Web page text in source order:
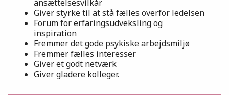
ansættelsesvilkår
Giver styrke til at stå fælles overfor ledelsen
Forum for erfaringsudveksling og
inspiration
Fremmer det gode psykiske arbejdsmiljø
Fremmer fælles interesser
Giver et godt netværk
Giver gladere kolleger.